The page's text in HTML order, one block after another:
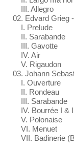
III. Allegro
02. Edvard Grieg
I. Prelude
II. Sarabande
III. Gavotte
IV. Air
V. Rigaudon
03. Johann
I. Ouverture
II. Rondeau
III. Sarabande
IV. Bourrée I & II
V. Polonaise
VI. Menuet
VII. Badinerie